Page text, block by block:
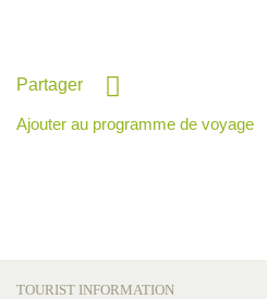
Partager
Ajouter au programme de voyage
TOURIST INFORMATION